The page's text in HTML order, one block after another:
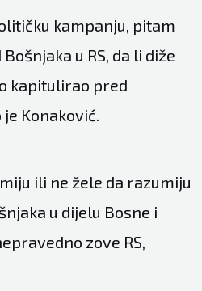
kampanju, pitam
u RS, da li diže
kapitulirao pred
Konaković.
ili ne žele da razumiju
u dijelu Bosne i
zove RS,